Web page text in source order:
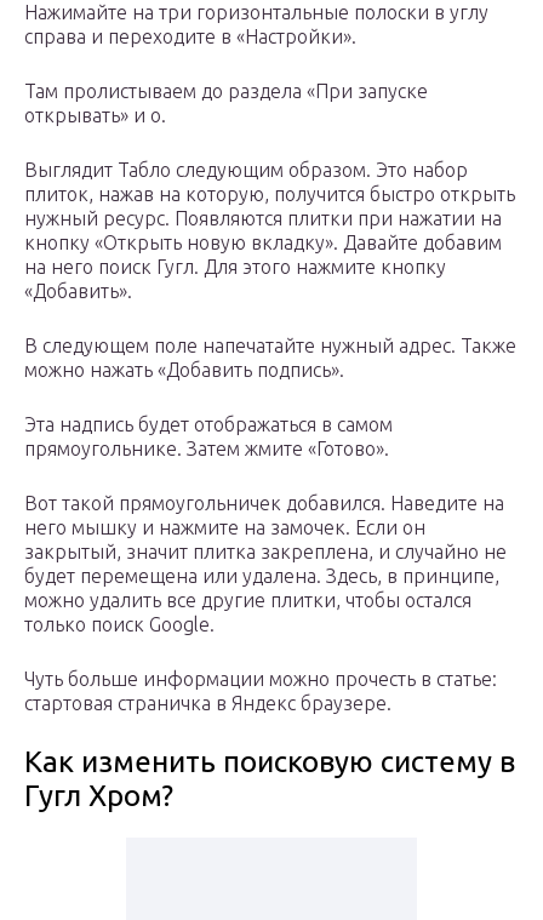
Нажимайте на три горизонтальные полоски в углу
справа и переходите в «Настройки».
Там пролистываем до раздела «При запуске
открывать» и о.
Выглядит Табло следующим образом. Это набор
плиток, нажав на которую, получится быстро открыть
нужный ресурс. Появляются плитки при нажатии на
кнопку «Открыть новую вкладку». Давайте добавим
на него поиск Гугл. Для этого нажмите кнопку
«Добавить».
В следующем поле напечатайте нужный адрес. Также
можно нажать «Добавить подпись».
Эта надпись будет отображаться в самом
прямоугольнике. Затем жмите «Готово».
Вот такой прямоугольничек добавился. Наведите на
него мышку и нажмите на замочек. Если он
закрытый, значит плитка закреплена, и случайно не
будет перемещена или удалена. Здесь, в принципе,
можно удалить все другие плитки, чтобы остался
только поиск Google.
Чуть больше информации можно прочесть в статье:
стартовая страничка в Яндекс браузере.
Как изменить поисковую систему в
Гугл Хром?